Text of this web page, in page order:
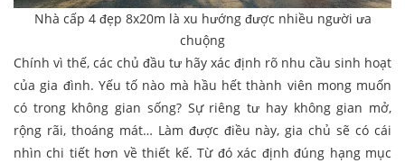
Nhà cấp 4 đẹp 8x20m là xu hướng được nhiều người ưa
chuộng
Chính vì thế, các chủ đầu tư hãy xác định rõ nhu cầu sinh hoạt
của gia đình. Yếu tố nào mà hầu hết thành viên mong muốn
có trong không gian sống? Sự riêng tư hay không gian mở,
rộng rãi, thoáng mát… Làm được điều này, gia chủ sẽ có cái
nhìn chi tiết hơn về thiết kế. Từ đó xác định đúng hạng mục